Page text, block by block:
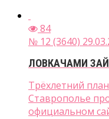
84
№ 12 (3640)
ЛОВКАЧАМИ
Трёхлетний
Ставрополье
официальном